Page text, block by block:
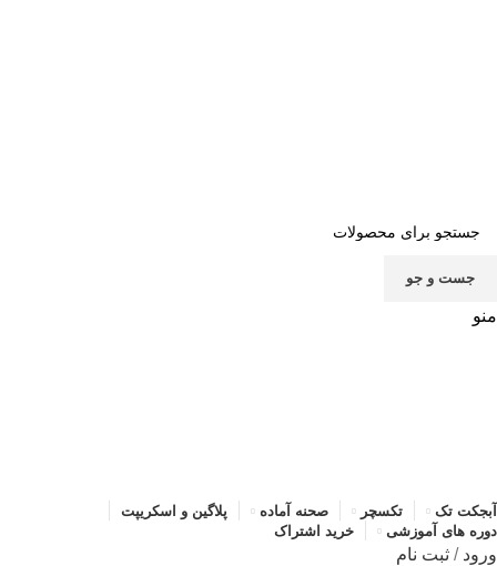
جست و جو
منو
آبجکت تک تکسچر صحنه آماده
پلاگین و اسکریپت
دوره های آموزشی
خرید اشتراک
ورود / ثبت نام